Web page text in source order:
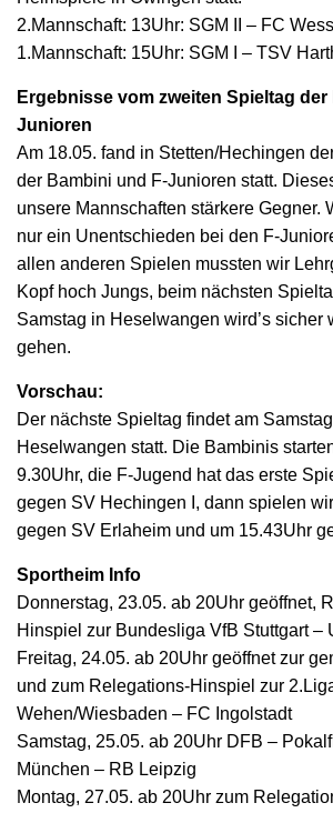
2.Mannschaft: 13Uhr: SGM II – FC
1.Mannschaft: 15Uhr: SGM I – TSV
Ergebnisse vom zweiten Spieltag
Junioren
Am 18.05. fand in Stetten/Hechingen
der Bambini und F-Junioren statt.
unsere Mannschaften stärkere Gegner.
nur ein Unentschieden bei den F-
allen anderen Spielen mussten wir
Kopf hoch Jungs, beim nächsten
Samstag in Heselwangen wird’s sicher
gehen.
Vorschau:
Der nächste Spieltag findet am
Heselwangen statt. Die Bambinis
9.30Uhr, die F-Jugend hat das erste
gegen SV Hechingen I, dann spielen
gegen SV Erlaheim und um 15.43Uhr
Sportheim Info
Donnerstag, 23.05. ab 20Uhr geöffnet,
Hinspiel zur Bundesliga VfB Stuttgart –
Freitag, 24.05. ab 20Uhr geöffnet zur
und zum Relegations-Hinspiel zur
Wehen/Wiesbaden – FC Ingolstadt
Samstag, 25.05. ab 20Uhr DFB –
München – RB Leipzig
Montag, 27.05. ab 20Uhr zum